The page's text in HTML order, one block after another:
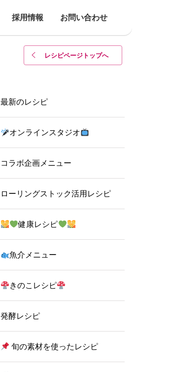
採用情報 お問い合わせ
レシピページトップへ
最新のレシピ
オンラインスタジオ
コラボ企画メニュー
ローリングストック活用レシピ
健康レシピ
魚介メニュー
きのこレシピ
発酵レシピ
旬の素材を使ったレシピ